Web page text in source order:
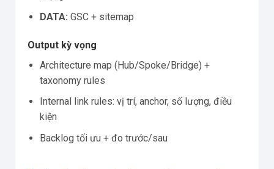
DATA: GSC + sitemap
Output kỳ vọng
Architecture map (Hub/Spoke/Bridge) +
taxonomy rules
Internal link rules: vị trí, anchor, số lượng, điều
kiện
Backlog tối ưu + đo trước/sau